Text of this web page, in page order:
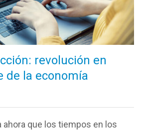
revolución en
de la economía
que los tiempos en los